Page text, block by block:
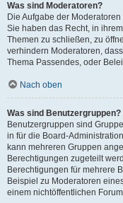
Was sind Moderatoren?
Die Aufgabe der
Sie haben das Recht, in
Themen zu schließen, zu
verhindern Moderatoren,
Thema Passendes, oder
Nach oben
Was sind Benutzergruppen?
Benutzergruppen sind
in für die Board-
kann mehreren Gruppen
Berechtigungen zugeteilt
Berechtigungen für mehrere
Beispiel zu Moderatoren
einem nichtöffentlichen